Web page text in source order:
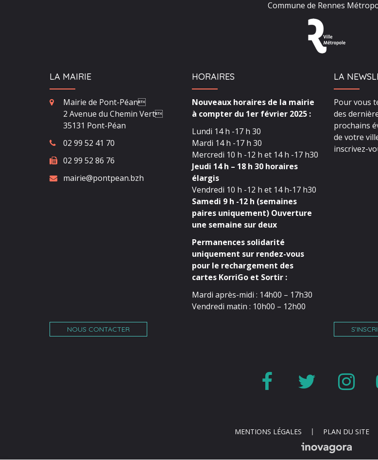
Commune de Rennes
LA MAIRIE
Mairie de Pont-Péan
2 Avenue du Chemin Vert
35131 Pont-Péan
02 99 52 41 70
02 99 52 86 76
mairie@pontpean.bzh
NOUS CONTACTER
HORAIRES
Nouveaux horaires de la mairie
à compter du 1er février 2025 :
Lundi 14 h -17 h 30
Mardi 14 h -17 h 30
Mercredi 10 h -12 h et 14 h -17 h30
Jeudi 14 h – 18 h 30 horaires
élargis
Vendredi 10 h -12 h et 14 h-17 h30
Samedi 9 h -12 h (semaines
paires uniquement) Ouverture
une semaine sur deux
Permanences solidarité
uniquement sur rendez-vous
pour le rechargement des
cartes KorriGo et Sortir :
Mardi après-midi : 14h00 – 17h30
Vendredi matin : 10h00 – 12h00
LA
Pour vous
des
prochains
de votre
inscrivez-
Lien
compte
Lien
MENTIONS LÉGALES PLAN DU SITE